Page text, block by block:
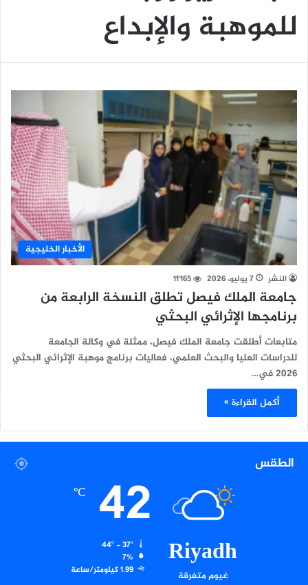
للموهبة والإبداع
الأخبار الخليجية
النشر 7 يوليو، 2026 11٬165
جامعة الملك فيصل تطلق النسخة الرابعة من
برنامجها الإثرائي البحثي
متابعات أطلقت جامعة الملك فيصل، ممثلة في وكالة الجامعة
للدراسات العليا والبحث العلمي، فعاليات برنامج موهبة الإثرائي البحثي
2026 في…
أكمل القراءة »
الطقس
Riyadh
غيوم متفرقة
42
℃
7%
1.99 كيلومتر/ساعة